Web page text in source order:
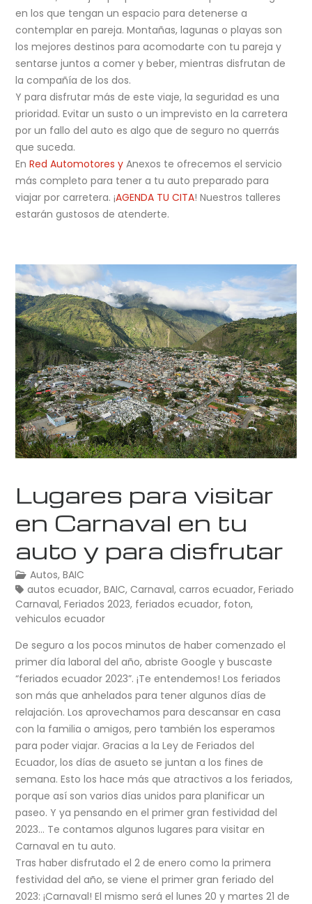
en los que tengan un espacio para detenerse a
contemplar en pareja. Montañas, lagunas o playas son
los mejores destinos para acomodarte con tu pareja y
sentarse juntos a comer y beber, mientras disfrutan de
la compañía de los dos.
Y para disfrutar más de este viaje, la seguridad es una
prioridad. Evitar un susto o un imprevisto en la carretera
por un fallo del auto es algo que de seguro no querrás
que suceda.
EnRed Automotores y Anexos te ofrecemos el servicio
más completo para tener a tu auto preparado para
viajar por carretera. ¡AGENDA TU CITA! Nuestros talleres
estarán gustosos de atenderte.
Lugares para visitar
en Carnaval en tu
auto y para disfrutar
Autos,BAIC
autos ecuador,BAIC,Carnaval,carros ecuador,Feriado
Carnaval,Feriados 2023, feriados ecuador, foton,
vehiculos ecuador
De seguro a los pocos minutos de haber comenzado el
primer día laboral del año, abriste Google y buscaste
“feriados ecuador 2023”. ¡Te entendemos! Los feriados
son más que anhelados para tener algunos días de
relajación. Los aprovechamos para descansar en casa
con la familia o amigos, pero también los esperamos
para poder viajar. Gracias a la Ley de Feriados del
Ecuador, los días de asueto se juntan a los fines de
semana. Esto los hace más que atractivos a los feriados,
porque así son varios días unidos para planificar un
paseo. Y ya pensando en el primer gran festividad del
2023… Te contamos algunos lugares para visitar en
Carnaval en tu auto.
Tras haber disfrutado el 2 de enero como la primera
festividad del año, se viene el primer gran feriado del
2023: ¡Carnaval! El mismo será el lunes 20 y martes 21 de